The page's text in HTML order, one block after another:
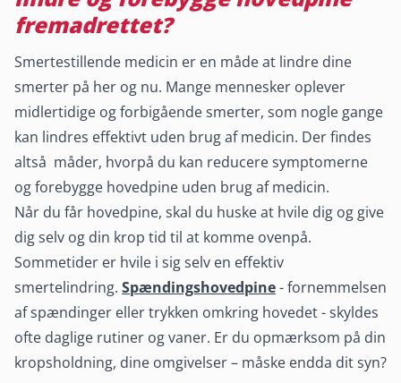
fremadrettet?
Smertestillende medicin er en måde at lindre dine
smerter på her og nu. Mange mennesker oplever
midlertidige og forbigående smerter, som nogle gange
kan lindres effektivt uden brug af medicin. Der findes
altså måder, hvorpå du kan reducere symptomerne
og forebygge hovedpine uden brug af medicin.
Når du får hovedpine, skal du huske at hvile dig og give
dig selv og din krop tid til at komme ovenpå.
Sommetider er hvile i sig selv en effektiv
smertelindring. Spændingshovedpine- fornemmelsen
af spændinger eller trykken omkring hovedet - skyldes
ofte daglige rutiner og vaner. Er du opmærksom på din
kropsholdning, dine omgivelser – måske endda dit syn?